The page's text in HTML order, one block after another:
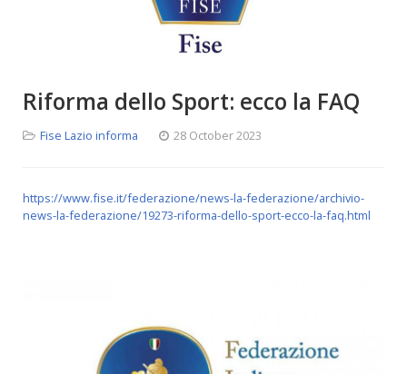
Riforma dello Sport: ecco la FAQ
Fise Lazio informa 28 October 2023
https://www.fise.it/federazione/news-la-federazione/archivio-
news-la-federazione/19273-riforma-dello-sport-ecco-la-faq.html